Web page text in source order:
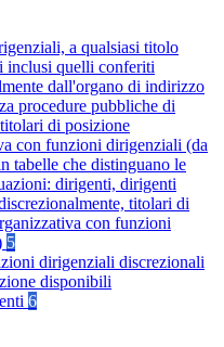
a qualsiasi titolo
inclusi quelli conferiti
dall'organo di indirizzo
procedure pubbliche di
di posizione
con funzioni dirigenziali (da
tabelle che distinguano le
dirigenti, dirigenti
titolari di
con funzioni
5
dirigenziali discrezionali
disponibili
6